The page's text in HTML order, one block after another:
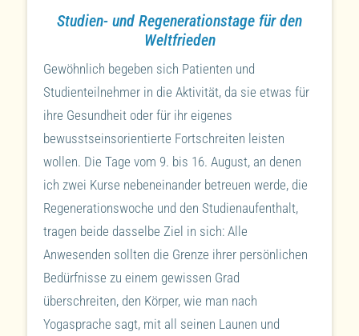
Studien- und Regenerationstage für den
Weltfrieden
Gewöhnlich begeben sich Patienten und
Studienteilnehmer in die Aktivität, da sie etwas für
ihre Gesundheit oder für ihr eigenes
bewusstseinsorientierte Fortschreiten leisten
wollen. Die Tage vom 9. bis 16. August, an denen
ich zwei Kurse nebeneinander betreuen werde, die
Regenerationswoche und den Studienaufenthalt,
tragen beide dasselbe Ziel in sich: Alle
Anwesenden sollten die Grenze ihrer persönlichen
Bedürfnisse zu einem gewissen Grad
überschreiten, den Körper, wie man nach
Yogasprache sagt, mit all seinen Launen und